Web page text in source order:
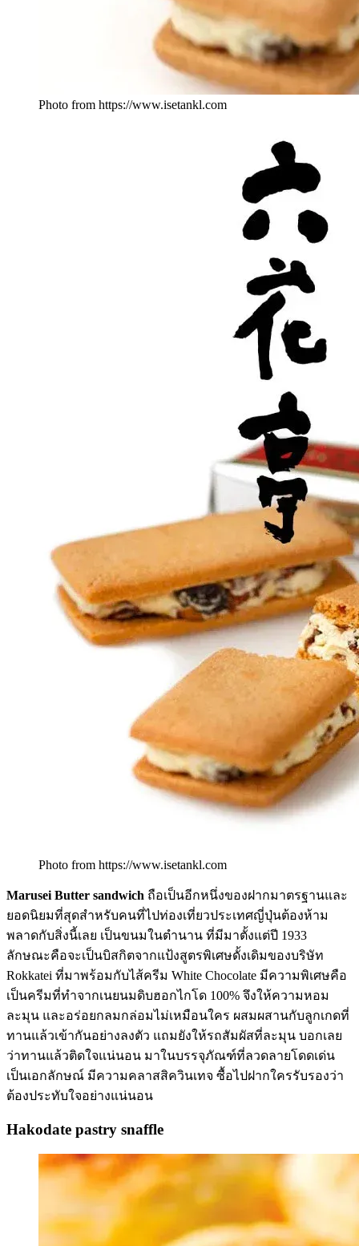
Photo from https://www.isetankl.com
Photo from https://www.isetankl.com
Marusei Butter sandwich ถือเป็นอีกหนึ่งของฝากมาตรฐานและ
ยอดนิยมที่สุดสำหรับคนที่ไปท่องเที่ยวประเทศญี่ปุ่นต้องห้าม
พลาดกับสิ่งนี้เลย เป็นขนมในตำนาน ที่มีมาตั้งแต่ปี 1933
ลักษณะคือจะเป็นบิสกิตจากแป้งสูตรพิเศษดั้งเดิมของบริษัท
Rokkatei ที่มาพร้อมกับไส้ครีม White Chocolate มีความพิเศษคือ
เป็นครีมที่ทำจากเนยนมดิบฮอกไกโด 100% จึงให้ความหอม
ละมุน และอร่อยกลมกล่อมไม่เหมือนใคร ผสมผสานกับลูกเกดที่
ทานแล้วเข้ากันอย่างลงตัว แถมยังให้รถสัมผัสที่ละมุน บอกเลย
ว่าทานแล้วติดใจแน่นอน มาในบรรจุภัณฑ์ที่ลวดลายโดดเด่น
เป็นเอกลักษณ์ มีความคลาสสิควินเทจ ซื้อไปฝากใครรับรองว่า
ต้องประทับใจอย่างแน่นอน
Hakodate pastry snaffle